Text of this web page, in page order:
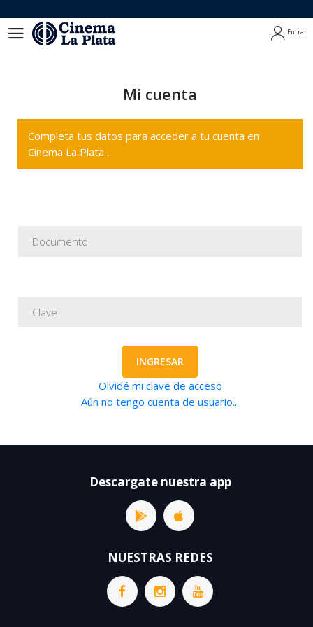
Entrar
Mi cuenta
Completa tus datos para acceder a tu cuenta en
Cinema La Plata .
INGRESAR
Olvidé mi clave de acceso
Aún no tengo cuenta de usuario...
Descargate nuestra app
NUESTRAS REDES